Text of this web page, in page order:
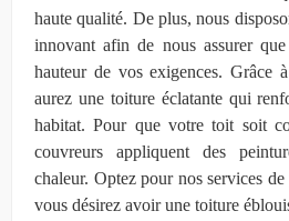
haute qualité. De plus, nous
innovant afin de nous assurer
hauteur de vos exigences. Grâce
aurez une toiture éclatante qui
habitat. Pour que votre toit soit
couvreurs appliquent des
chaleur. Optez pour nos services
vous désirez avoir une toiture